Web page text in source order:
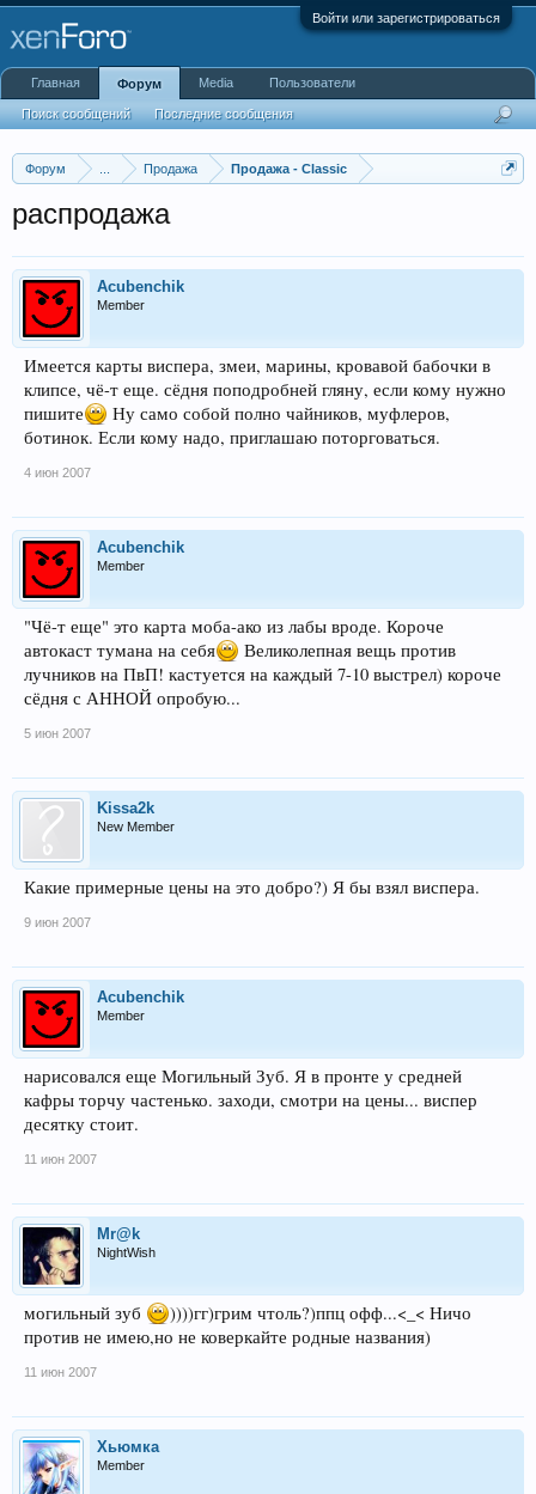
Войти или зарегистрироваться
Форум Продажа Продажа - Classic
распродажа
Acubenchik
Member
Имеется карты виспера, змеи, марины, кровавой бабочки в
клипсе, чё-т еще. сёдня поподробней гляну, если кому нужно
пишите
Ну само собой полно чайников, муфлеров,
ботинок. Если кому надо, приглашаю поторговаться.
4 июн 2007
Acubenchik
Member
"Чё-т еще" это карта моба-ако из лабы вроде. Короче
автокаст тумана на себя
Великолепная вещь против
лучников на ПвП! кастуется на каждый 7-10 выстрел) короче
сёдня с АННОЙ опробую...
5 июн 2007
Kissa2k
New Member
Какие примерные цены на это добро?) Я бы взял виспера.
9 июн 2007
Acubenchik
Member
нарисовался еще Могильный Зуб. Я в пронте у средней
кафры торчу частенько. заходи, смотри на цены... виспер
десятку стоит.
11 июн 2007
Mr@k
NightWish
могильный зуб
))))гг)грим чтоль?)ппц офф...<_< Ничо
против не имею,но не коверкайте родные названия)
11 июн 2007
Хьюмка
Member
Главная Форум
Поиск сообщений Последние сообщения
Media Пользователи